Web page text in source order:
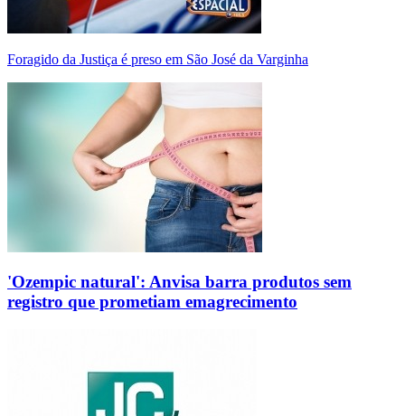
Foragido da Justiça é preso em São José da Varginha
'Ozempic natural': Anvisa barra produtos sem
registro que prometiam emagrecimento